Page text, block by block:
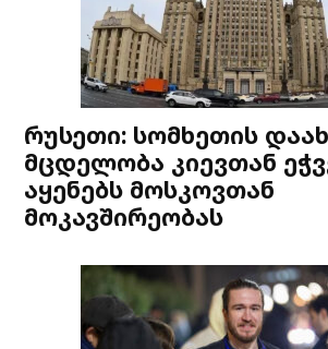
რუსეთი: სომხეთის
მცდელობა კიევთან
აყენებს მოსკოვთან
მოკავშირეობას